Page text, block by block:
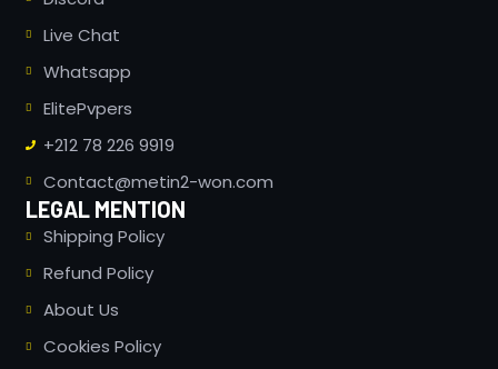
Live Chat
Whatsapp
ElitePvpers
+212 78 226 9919
Contact@metin2-won.com
LEGAL MENTION
Shipping Policy
Refund Policy
About Us
Cookies Policy